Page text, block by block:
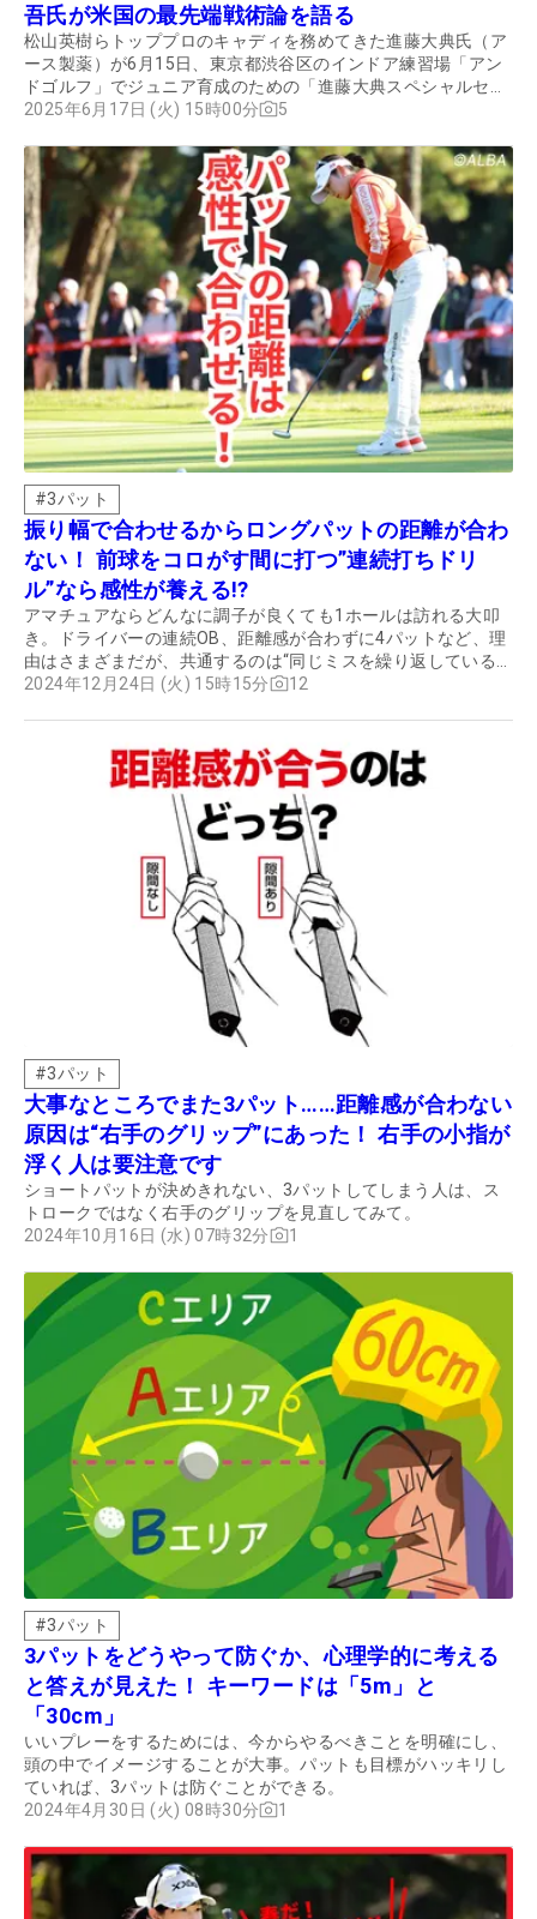
吾氏が米国の最先端戦術論を語る
松山英樹らトッププロのキャディを務めてきた進藤大典氏（ア
ース製薬）が6月15日、東京都渋谷区のインドア練習場「アン
ドゴルフ」でジュニア育成のための「進藤大典スペシャルセッ
ションイベント」を行った。進藤氏は2021年から中学・高校男
門上位5人を招待してゴルフ界の“最先端”を伝えた。
2025年6月17日 (火) 15時00分 5
#3パット
振り幅で合わせるからロングパットの距離が合わ
ない！ 前球をコロがす間に打つ”連続打ちドリ
ル”なら感性が養える!?
アマチュアならどんなに調子が良くても1ホールは訪れる大叩
き。ドライバーの連続OB、距離感が合わずに4パットなど、理
由はさまざまだが、共通するのは“同じミスを繰り返している
こと”。今回はツアープロの小袋秀人に、同じミスを繰り返さ
2024年12月24日 (火) 15時15分 12
#3パット
大事なところでまた3パット……距離感が合わない
原因は“右手のグリップ”にあった！ 右手の小指が
浮く人は要注意です
ショートパットが決めきれない、3パットしてしまう人は、ス
トロークではなく右手のグリップを見直してみて。
2024年10月16日 (水) 07時32分
1
#3パット
3パットをどうやって防ぐか、心理学的に考える
と答えが見えた！ キーワードは「5m」と
「30cm」
いいプレーをするためには、今からやるべきことを明確にし、
頭の中でイメージすることが大事。パットも目標がハッキリし
ていれば、3パットは防ぐことができる。
2024年4月30日 (火) 08時30分
1